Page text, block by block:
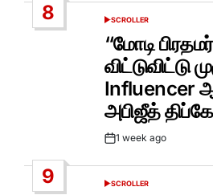
8
POSTED
IN
SCROLLER
“மோடி
விட்டுவிட்டு
Influencer
அபிஜீத்
Post1 week ago
9
POSTED
SCROLLER